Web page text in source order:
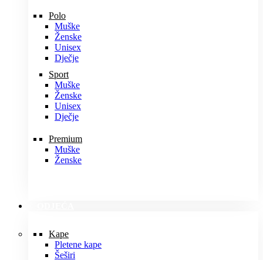
Polo
Muške
Ženske
Unisex
Dječje
Sport
Muške
Ženske
Unisex
Dječje
Premium
Muške
Ženske
Kape
Pletene kape
Šeširi